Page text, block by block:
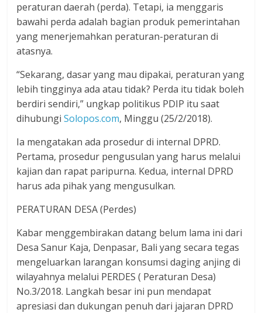
peraturan daerah (perda). Tetapi, ia menggaris
bawahi perda adalah bagian produk pemerintahan
yang menerjemahkan peraturan-peraturan di
atasnya.
“Sekarang, dasar yang mau dipakai, peraturan yang
lebih tingginya ada atau tidak? Perda itu tidak boleh
berdiri sendiri,” ungkap politikus PDIP itu saat
dihubungiSolopos.com, Minggu (25/2/2018).
Ia mengatakan ada prosedur di internal DPRD.
Pertama, prosedur pengusulan yang harus melalui
kajian dan rapat paripurna. Kedua, internal DPRD
harus ada pihak yang mengusulkan.
PERATURAN DESA (Perdes)
Kabar menggembirakan datang belum lama ini dari
Desa Sanur Kaja, Denpasar, Bali yang secara tegas
mengeluarkan larangan konsumsi daging anjing di
wilayahnya melalui PERDES ( Peraturan Desa)
No.3/2018. Langkah besar ini pun mendapat
apresiasi dan dukungan penuh dari jajaran DPRD